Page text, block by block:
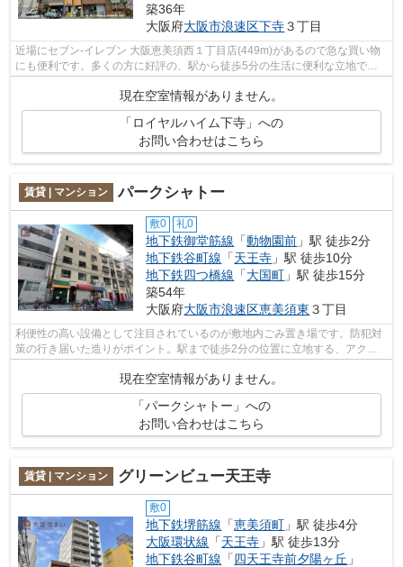
築36年
大阪府大阪市浪速区下寺３丁目
近場にセブン‐イレブン 大阪恵美須西１丁目店(449m)があるので急な買い物
にも便利です。多くの方に好評の、駅から徒歩5分の生活に便利な立地で
す。景色や日当たりにこだわったお部屋探...
現在空室情報がありません。
「ロイヤルハイム下寺」への
お問い合わせはこちら
賃貸 | マンション パークシャトー
敷0 礼0
地下鉄御堂筋線 「動物園前 」駅 徒歩2分
地下鉄谷町線 「天王寺 」駅 徒歩10分
地下鉄四つ橋線 「大国町 」駅 徒歩15分
築54年
大阪府大阪市浪速区恵美須東 ３丁目
利便性の高い設備として注目されているのが敷地内ごみ置き場です。防犯対
策の行き届いた造りがポイント。駅まで徒歩2分の位置に立地する、アクセ
現在空室情報がありません。
「パークシャトー」への
お問い合わせはこちら
賃貸 | マンション グリーンビュー天王寺
敷0
地下鉄堺筋線 「恵美須町 」駅 徒歩4分
大阪環状線 「天王寺 」駅 徒歩13分
地下鉄谷町線 「四天王寺前夕陽ヶ丘 」